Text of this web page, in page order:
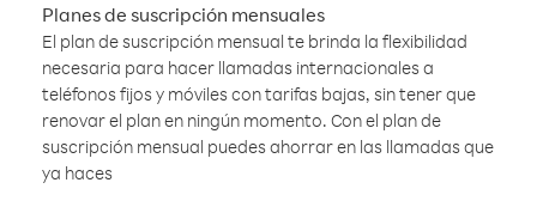
Planes de suscripción mensuales
El plan de suscripción mensual te brinda la flexibilidad
necesaria para hacer llamadas internacionales a
teléfonos fijos y móviles con tarifas bajas, sin tener que
renovar el plan en ningún momento. Con el plan de
suscripción mensual puedes ahorrar en las llamadas que
ya haces